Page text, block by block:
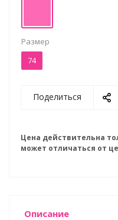
Размер
74
Поделиться
Цена действительна
может отличаться от
Описание